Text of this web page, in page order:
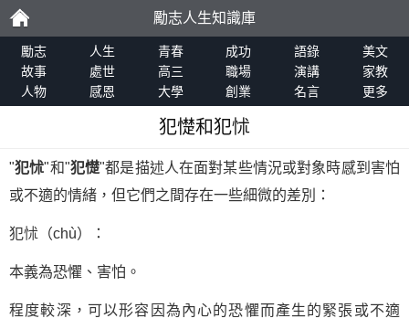
勵
志
勵志人生知識庫
勵志 人生 青春 成功 語錄
美文
故事
處世 高三 職場 演講
家教
人物
感恩 大學 創業 名言 更多
犯憷和犯怵
"犯怵"和"犯憷"都是描述人在面對某些情況或對象時感到害怕
或不適的情緒，但它們之間存在一些細微的差別：
犯怵（chù）：
本義為恐懼、害怕。
程度較深，可以形容因為內心的恐懼而產生的緊張或不適